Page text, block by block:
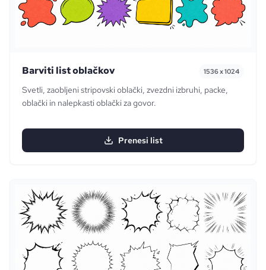
Barviti list oblačkov 1536 x 1024
Svetli, zaobljeni stripovski oblački, zvezdni izbruhi, packe,
oblački in nalepkasti oblački za govor.
Prenesi list